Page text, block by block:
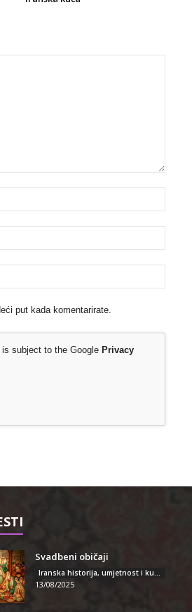
put kada komentarirate.
subject to the Google Privacy
Svadbeni običaji
Iranska historija, umjetnost i kultura
13/08/2025